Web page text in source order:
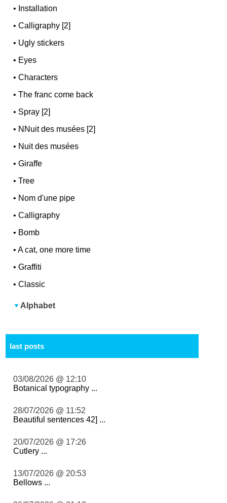
• Installation
•Calligraphy [2]
• Ugly stickers
• Eyes
•Characters
•The franc come back
• Spray [2]
• NNuit des musées [2]
• Nuit des musées
•Giraffe
•Tree
• Nom d'une pipe
•Calligraphy
• Bomb
•A cat, one more time
•Graffiti
•Classic
Alphabet
last posts
03/08/2026 @ 12:10
Botanical typography ...
28/07/2026 @ 11:52
Beautiful sentences 42] ...
20/07/2026 @ 17:26
Cutlery ...
13/07/2026 @ 20:53
Bellows ...